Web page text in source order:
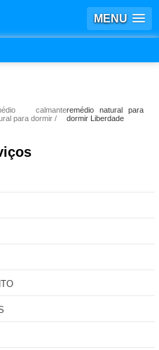
MENU
calmante
para dormir
remédio natural para
dormir Liberdade